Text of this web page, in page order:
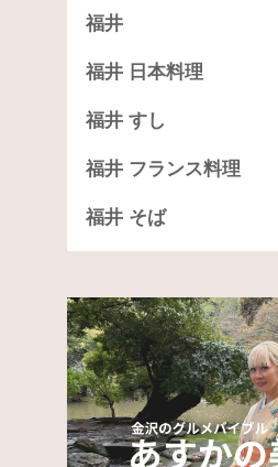
福井
福井 日本料理
福井 すし
福井 フランス料理
福井 そば